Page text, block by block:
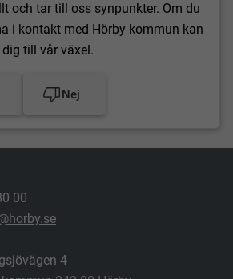
och tar till oss synpunkter. Om du
i kontakt med Hörby kommun kan
till vår växel.
Nej
00
4